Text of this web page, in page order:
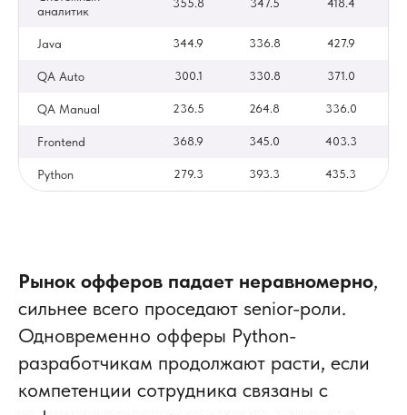
аналитик
355.8 347.5 418.4
Java 344.9 336.8 427.9
QA Auto 300.1 330.8 371.0
QA Manual 236.5 264.8 336.0
Frontend 368.9 345.0 403.3
Python 279.3 393.3 435.3
Рынок офферов падает неравномерно,
сильнее всего проседают senior-роли.
Одновременно офферы Python-
разработчикам продолжают расти, если
компетенции сотрудника связаны с